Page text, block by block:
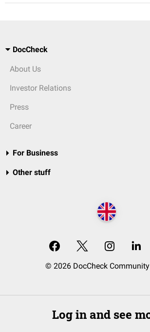
DocCheck
About Us
Investor Relations
Press
Career
For Business
Other stuff
© 2026 DocCheck
Log in and see